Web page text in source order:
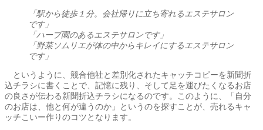
「駅から徒歩１分。会社帰りに立ち寄れるエステサロン
です」
「ハーブ園のあるエステサロンです」
「野菜ソムリエが体の中からキレイにするエステサロン
です」
というように、競合他社と差別化されたキャッチコピーを新聞折
込チラシに書くことで、記憶に残り、そして足を運びたくなるお店
の良さが伝わる新聞折込チラシになるのです。このように、「自分
のお店は、他と何が違うのか」というのを探すことが、売れるキャ
ッチこいー作りのコツとなります。